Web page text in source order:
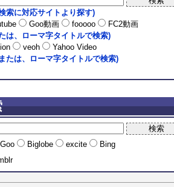
索に対応サイトより探す)
Goo動画 fooooo
FC2動画
は、ローマ字タイトルで検索)
veoh
Yahoo Video
たは、ローマ字タイトルで検索)
Goo Biglobe excite
Bing